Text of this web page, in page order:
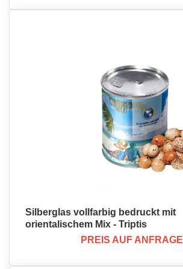
Silberglas vollfarbig bedruckt mit
orientalischem Mix - Triptis
PREIS AUF ANFRAGE